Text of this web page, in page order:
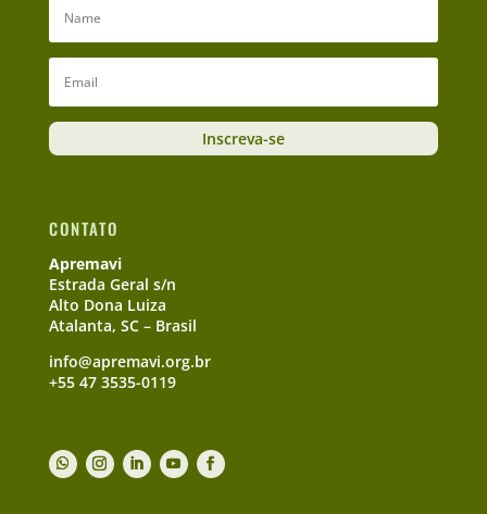
Inscreva-se
CONTATO
Apremavi
Estrada Geral s/n
Alto Dona Luiza
Atalanta, SC – Brasil
info@apremavi.org.br
+55 47 3535-0119